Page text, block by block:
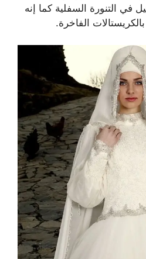
في التنورة السفلية كما إنه
الفاخرة.